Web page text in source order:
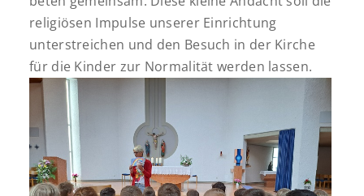
religiösen Impulse unserer Einrichtung
unterstreichen und den Besuch in der Kirche
für die Kinder zur Normalität werden lassen.